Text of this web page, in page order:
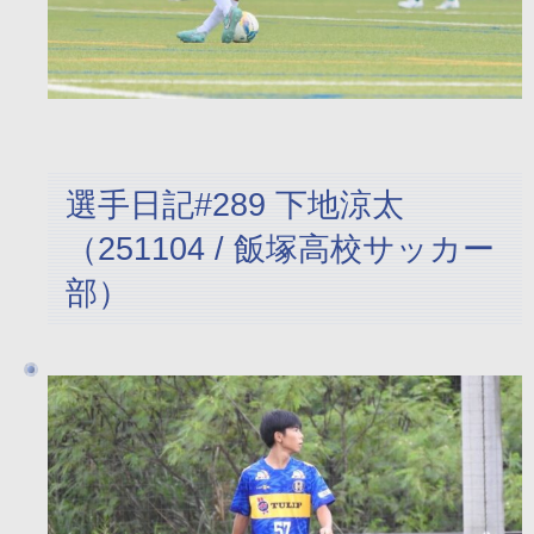
選手日記#289 下地涼太
（251104 / 飯塚高校サッカー
部）